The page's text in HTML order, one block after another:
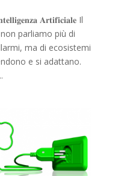
𝐀𝐫𝐭𝐢𝐟𝐢𝐜𝐢𝐚𝐥𝐞 Il
parliamo più di
ma di ecosistemi
e si adattano.